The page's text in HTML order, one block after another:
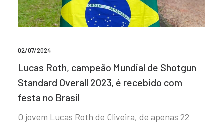
02/07/2024
Lucas Roth, campeão Mundial de Shotgun
Standard Overall 2023, é recebido com
festa no Brasil
O jovem Lucas Roth de Oliveira, de apenas 22